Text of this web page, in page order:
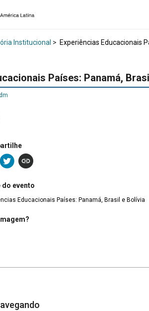
Institucional > Experiências Educacionais
Países: Panamá,
do evento
Educacionais Países: Panamá, Brasil e Bolívia